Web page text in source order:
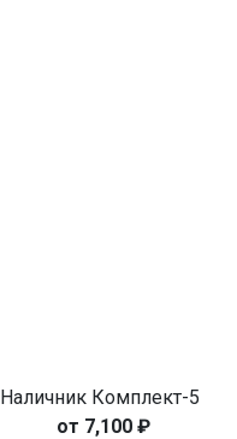
Наличник Комплект-5
7,100 ₽